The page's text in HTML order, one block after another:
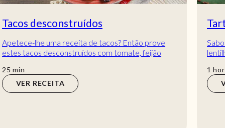
Tarte de batata-doce roxa e lentilhas
Saborosa mistura! A mistura de batata-doce e
lentilhas dá a esta tarte um sabor muito bom!
VER RECEITA